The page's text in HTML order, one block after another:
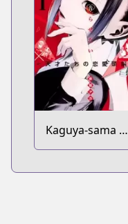
Kaguya-sama wa
Kokurasetai: